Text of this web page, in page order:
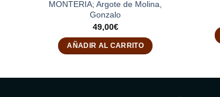
MONTERIA; Argote de Molina,
Gonzalo
49,00€
AÑADIR AL CARRITO